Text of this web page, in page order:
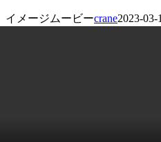
イメージムービーcrane2023-03-